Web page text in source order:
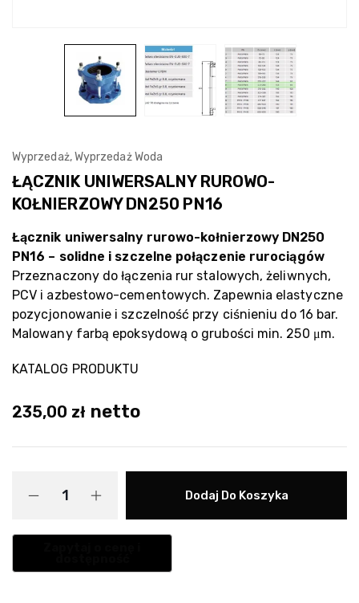
Wyprzedaż,Wyprzedaż Woda
ŁĄCZNIK UNIWERSALNY RUROWO-
KOŁNIERZOWY DN250 PN16
Łącznik uniwersalny rurowo-kołnierzowy DN250
PN16 – solidne i szczelne połączenie rurociągów
Przeznaczony do łączenia rur stalowych, żeliwnych,
PCV i azbestowo-cementowych. Zapewnia elastyczne
pozycjonowanie i szczelność przy ciśnieniu do 16 bar.
Malowany farbą epoksydową o grubości min. 250 μm.
KATALOG PRODUKTU
235,00 zł netto
Dodaj Do Koszyka